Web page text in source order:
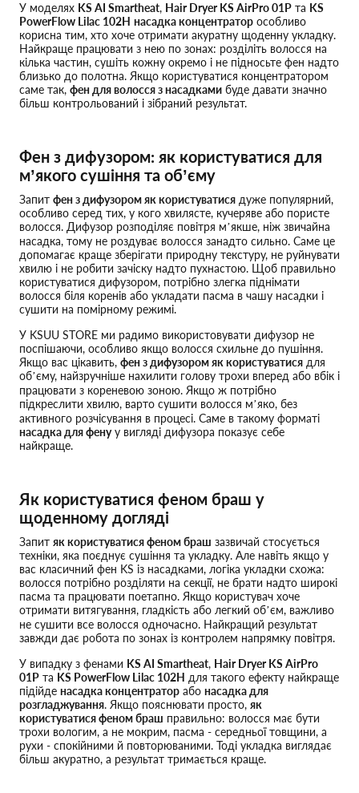
У моделях KS AI Smartheat, Hair Dryer KS AirPro 01P та KS
PowerFlow Lilac 102H насадка концентратор особливо
корисна тим, хто хоче отримати акуратну щоденну укладку.
Найкраще працювати з нею по зонах: розділіть волосся на
кілька частин, сушіть кожну окремо і не підносьте фен надто
близько до полотна. Якщо користуватися концентратором
саме так, фен для волосся з насадками буде давати значно
більш контрольований і зібраний результат.
Фен з дифузором: як користуватися для
м’якого сушіння та об’єму
Запит фен з дифузором як користуватися дуже популярний,
особливо серед тих, у кого хвилясте, кучеряве або пористе
волосся. Дифузор розподіляє повітря м’якше, ніж звичайна
насадка, тому не роздуває волосся занадто сильно. Саме це
допомагає краще зберігати природну текстуру, не руйнувати
хвилю і не робити зачіску надто пухнастою. Щоб правильно
користуватися дифузором, потрібно злегка піднімати
волосся біля коренів або укладати пасма в чашу насадки і
сушити на помірному режимі.
У KSUU STORE ми радимо використовувати дифузор не
поспішаючи, особливо якщо волосся схильне до пушіння.
Якщо вас цікавить, фен з дифузором як користуватися для
об’єму, найзручніше нахилити голову трохи вперед або вбік і
працювати з кореневою зоною. Якщо ж потрібно
підкреслити хвилю, варто сушити волосся м’яко, без
активного розчісування в процесі. Саме в такому форматі
насадка для фенуу вигляді дифузора показує себе
найкраще.
Як користуватися феном браш у
щоденному догляді
Запит як користуватися феном браш зазвичай стосується
техніки, яка поєднує сушіння та укладку. Але навіть якщо у
вас класичний фен KS із насадками, логіка укладки схожа:
волосся потрібно розділяти на секції, не брати надто широкі
пасма та працювати поетапно. Якщо користувач хоче
отримати витягування, гладкість або легкий об’єм, важливо
не сушити все волосся одночасно. Найкращий результат
завжди дає робота по зонах із контролем напрямку повітря.
У випадку з фенами KS AI Smartheat, Hair Dryer KS AirPro
01P та KS PowerFlow Lilac 102H для такого ефекту найкраще
підійде насадка концентратор або насадка для
розгладжування. Якщо пояснювати просто, як
користуватися феном браш правильно: волосся має бути
трохи вологим, а не мокрим, пасма - середньої товщини, а
рухи - спокійними й повторюваними. Тоді укладка виглядає
більш акуратно, а результат тримається краще.